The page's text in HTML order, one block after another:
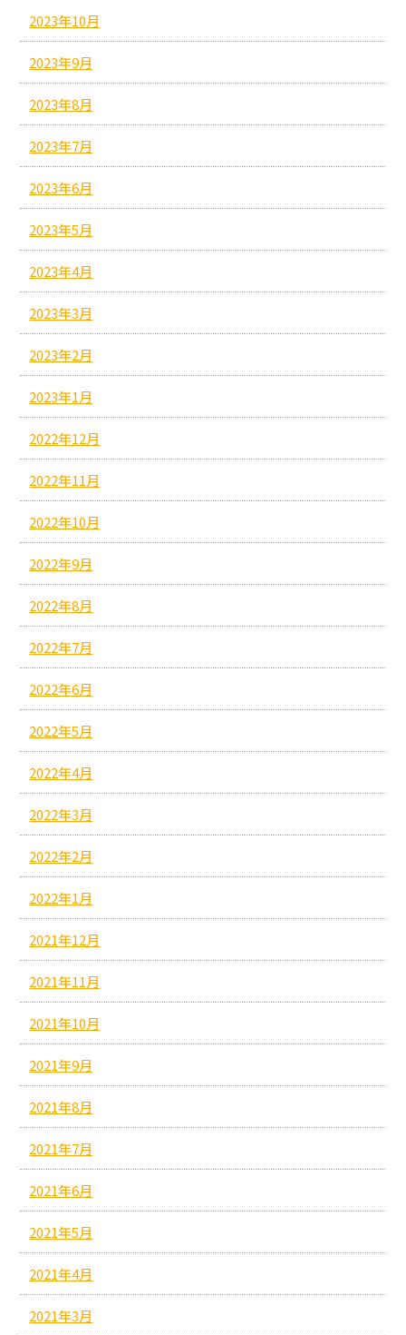
2023年10月
2023年9月
2023年8月
2023年7月
2023年6月
2023年5月
2023年4月
2023年3月
2023年2月
2023年1月
2022年12月
2022年11月
2022年10月
2022年9月
2022年8月
2022年7月
2022年6月
2022年5月
2022年4月
2022年3月
2022年2月
2022年1月
2021年12月
2021年11月
2021年10月
2021年9月
2021年8月
2021年7月
2021年6月
2021年5月
2021年4月
2021年3月